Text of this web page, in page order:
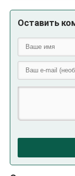
Оставить